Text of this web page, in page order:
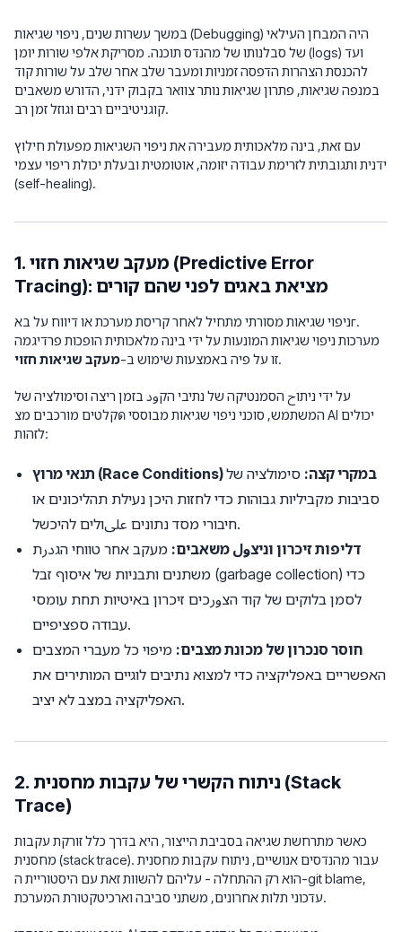
במשך עשרות שנים, ניפוי שגיאות (Debugging) היה המבחן העילאי
של סבלנותו של מהנדס תוכנה. מסריקת אלפי שורות יומן (logs) ועד
להכנסת הצהרות הדפסה זמניות ומעבר שלב אחר שלב על שורות קוד
במנפה שגיאות, פתרון שגיאות נותר צוואר בקבוק ידני, הדורש משאבים
קוגניטיביים רבים וגוזל זמן רב.
עם זאת, בינה מלאכותית מעבירה את ניפוי השגיאות מפעולת חילוץ
ידנית ותגובתית לזרימת עבודה יזומה, אוטומטית ובעלת יכולת ריפוי עצמי
(self-healing).
1. מעקב שגיאות חזוי (Predictive Error
Tracing): מציאת באגים לפני שהם קורים
ניפוי שגיאות מסורתי מתחיללאחרקריסת מערכת או דיווח על באг.
מערכות ניפוי שגיאות המונעות על ידי בינה מלאכותית הופכות פרדיגמה
זו על פיה באמצעות שימוש ב-מעקב שגיאות חזוי .
על ידי ניתוح הסמנטיקה של נתיבי הקود בזמן ריצה וסימולציה של
קלטים מורכבים מצด המשתמש, סוכני ניפוי שגיאות מבוססי AI יכולים
לזהות:
תנאי מרוץ (Race Conditions) במקרי קצה: סימולציה של
סביבות מקביליות גבוהות כדי לחזות היכן נעילת תהליכונים או
חיבורי מסד נתונים علىולים להיכשל.
דליפות זיכרון וניצول משאבים: מעקב אחר טווחי הגدرת
משתנים ותבניות של איסוף זבל (garbage collection) כדי
לסמן בלוקים של קוד הצورכים זיכרון באיטיות תחת עומסי
עבודה ספציפיים.
חוסר סנכרון של מכונת מצבים: מיפוי כל מעברי המצבים
האפשריים באפליקציה כדי למצוא נתיבים לוגיים המותירים את
האפליקציה במצב לא יציב.
2. ניתוח הקשרי של עקבות מחסנית (Stack
Trace)
כאשר מתרחשת שגיאה בסביבת הייצור, היא בדרך כלל זורקת עקבות
מחסנית (stack trace). עבור מהנדסים אנושיים, ניתוח עקבות מחסנית
הוא רק ההתחלה - עליהם להשוות זאת עם היסטוריית ה-git blame,
עדכוני תלות אחרונים, משתני סביבה וארכיטקטורת המערכת.